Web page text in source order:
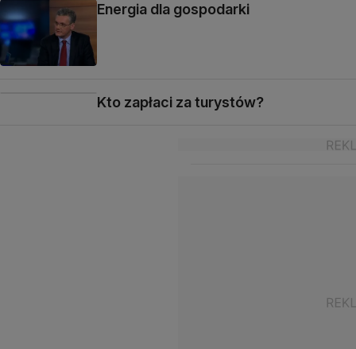
Energia dla gospodarki
Kto zapłaci za turystów?